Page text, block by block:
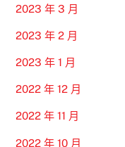
2023 年 3 月
2023 年 2 月
2023 年 1 月
2022 年 12 月
2022 年 11 月
2022 年 10 月